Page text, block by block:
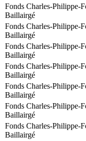
Fonds Charles-Philippe-
Baillairgé
Fonds Charles-Philippe-
Baillairgé
Fonds Charles-Philippe-
Baillairgé
Fonds Charles-Philippe-
Baillairgé
Fonds Charles-Philippe-
Baillairgé
Fonds Charles-Philippe-
Baillairgé
Fonds Charles-Philippe-
Baillairgé